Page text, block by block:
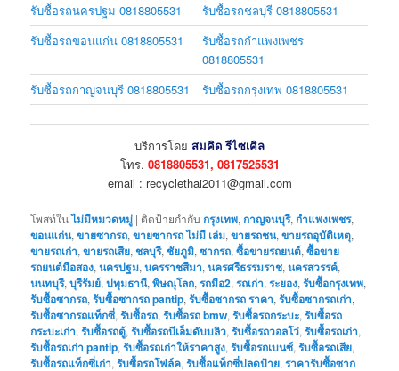
รับซื้อรถนครปฐม 0818805531
รับซื้อรถชลบุรี 0818805531
รับซื้อรถขอนแก่น 0818805531
รับซื้อรถกำแพงเพชร
0818805531
รับซื้อรถกาญจนบุรี 0818805531
รับซื้อรถกรุงเทพ 0818805531
บริการโดย สมคิด รีไซเคิล
โทร. 0818805531, 0817525531
email : recyclethai2011@gmail.com
โพสท์ในไม่มีหมวดหมู่ | ติดป้ายกำกับ กรุงเทพ,กาญจนบุรี,กำแพงเพชร,
ขอนแก่น,ขายซากรถ,ขายซากรถ ไม่มี เล่ม,ขายรถชน,ขายรถอุบัติเหตุ,
ขายรถเก่า,ขายรถเสีย,ชลบุรี,ชัยภูมิ,ซากรถ,ซื้อขายรถยนต์,ซื้อขาย
รถยนต์มือสอง,นครปฐม,นครราชสีมา,นครศรีธรรมราช,นครสวรรค์,
นนทบุรี,บุรีรัมย์,ปทุมธานี,พิษณุโลก,รถมือ2,รถเก่า,ระยอง,รับซื้อกรุงเทพ,
รับซื้อซากรถ,รับซื้อซากรถ pantip,รับซื้อซากรถ ราคา,รับซื้อซากรถเก่า,
รับซื้อซากรถแท็กซี่,รับซื้อรถ,รับซื้อรถ bmw,รับซื้อรถกระบะ,รับซื้อรถ
กระบะเก่า,รับซื้อรถตู้,รับซื้อรถบีเอ็มดับบลิว,รับซื้อรถวอลโว่,รับซื้อรถเก่า,
รับซื้อรถเก่า pantip,รับซื้อรถเก่าให้ราคาสูง,รับซื้อรถเบนซ์,รับซื้อรถเสีย,
รับซื้อรถแท็กซี่เก่า,รับซื้อรถโฟล์ค,รับซื้อแท็กซี่ปลดป้าย,ราคารับซื้อซาก